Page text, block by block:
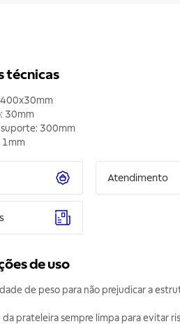
técnicas
30mm
300mm
1mm
Atendimento
de uso
de peso para não prejudicar a
da prateleira sempre limpa para evitar